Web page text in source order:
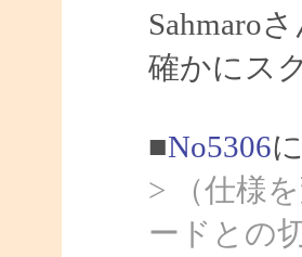
Sahmaro
確かにス
■No5306
> （仕様
ードとの